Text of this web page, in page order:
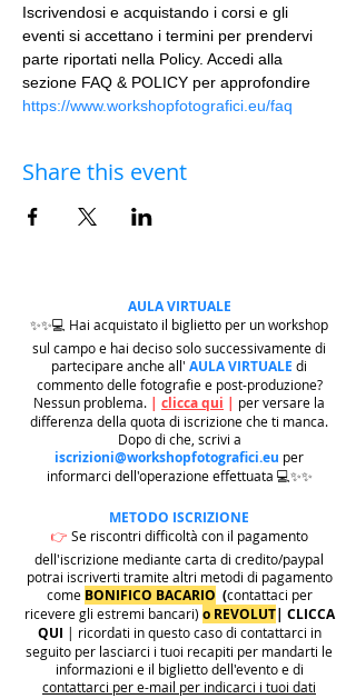
Iscrivendosi e acquistando i corsi e gli
eventi si accettano i termini per prendervi
parte riportati nella Policy. Accedi alla
sezione FAQ & POLICY per approfondire
https://www.workshopfotografici.eu/faq
Share this event
AULA VIRTUALE
✨✨💻 Hai acquistato il biglietto per un workshop
sul campo e hai deciso solo successivamente di
partecipare anche all' AULA VIRTUALE di
commento delle fotografie e post-produzione?
Nessun problema. | clicca qui | per versare la
differenza della quota di iscrizione che ti manca.
Dopo di che, scrivi a
iscrizioni@workshopfotografici.eu per
informarci dell'operazione effettuata 💻✨✨
METODO ISCRIZIONE
👉 Se riscontri difficoltà con il pagamento
dell'iscrizione mediante carta di credito/paypal
potrai iscriverti tramite altri metodi di pagamento
come BONIFICO BACARIO (contattaci per
ricevere gli estremi bancari) o REVOLUT| CLICCA
QUI | ricordati in questo caso di contattarci in
seguito per lasciarci i tuoi recapiti per mandarti le
informazioni e il biglietto dell'evento e di
contattarci per e-mail per indicarci i tuoi dati